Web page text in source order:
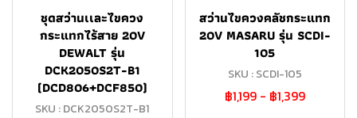
ชุดสว่านเเละไขควง
กระแทกไร้สาย 20V
DEWALT รุ่น
DCK2050S2T-B1
(DCD806+DCF850)
SKU : DCK2050S2T-B1
สว่านไขควงคลัชกระแทก
20V MASARU รุ่น SCDI-
105
SKU : SCDI-105
฿1,199- ฿1,399